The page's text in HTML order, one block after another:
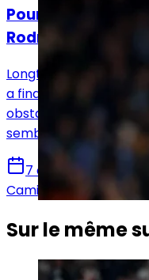
Pourquoi le Real
Rodri ?
Longtemps en pole
a finalement vu le
obstacles ont freiné
semblait pourtant
7 août 2026
Camille Santos
Sur le même
Actualités